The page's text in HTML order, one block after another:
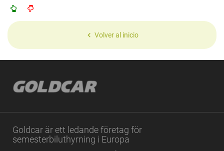
Volver al inicio
Goldcar är ett ledande företag för
semesterbiluthyrning i Europa